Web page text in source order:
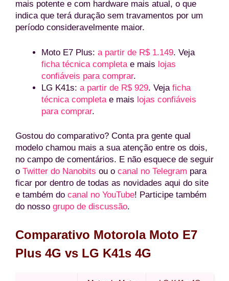
mais potente e com hardware mais atual, o que
indica que terá duração sem travamentos por um
período consideravelmente maior.
Moto E7 Plus: a partir de R$ 1.149. Veja
ficha técnica completa e mais lojas
confiáveis para comprar.
LG K41s: a partir de R$ 929. Veja ficha
técnica completa e mais lojas confiáveis
para comprar.
Gostou do comparativo? Conta pra gente qual
modelo chamou mais a sua atenção entre os dois,
no campo de comentários. E não esquece de seguir
o Twitter do Nanobits ou o canal no Telegram para
ficar por dentro de todas as novidades aqui do site
e também do canal no YouTube! Participe também
do nosso grupo de discussão.
Comparativo Motorola Moto E7
Plus 4G vs LG K41s 4G